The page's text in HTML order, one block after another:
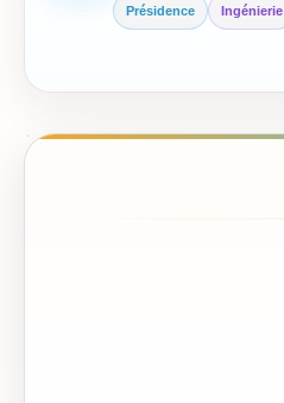
Présidence Ingénierie